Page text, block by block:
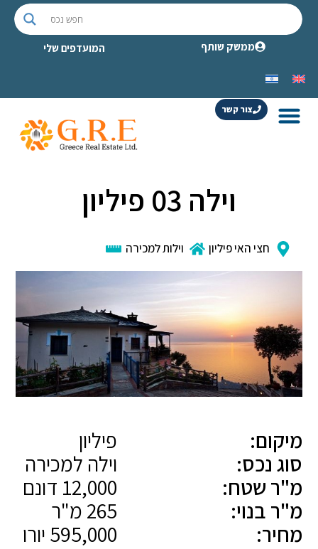
ממשק שותף המועדפים שלי
צור קשר
וילה 03 פיליון
חצי האי פיליון וילות למכירה
מיקום:
פיליון
סוג נכס:
וילה למכירה
מ"ר שטח:
מ"ר בנוי:
מחיר: